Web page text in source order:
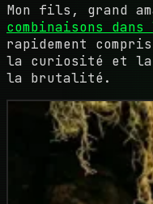
Mon fils, grand
combinaisons
rapidement
la curiosité et la
la brutalité.